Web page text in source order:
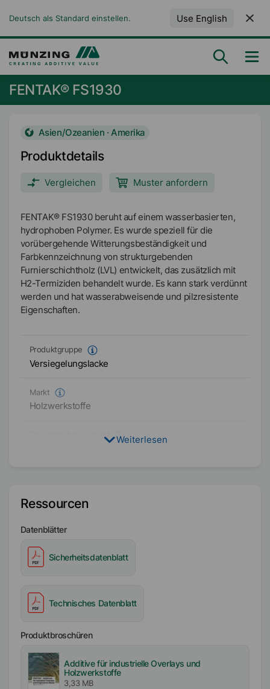
Deutsch als Standard einstellen. Use English
FENTAK® FS1930
Asien/Ozeanien · Amerika
Produktdetails
Vergleichen Muster anfordern
FENTAK® FS1930 beruht auf einem wasserbasierten,
hydrophoben Polymer. Es wurde speziell für die
vorübergehende Witterungsbeständigkeit und
Farbkennzeichnung von strukturgebenden
Furnierschichtholz (LVL) entwickelt, das zusätzlich mit
H2-Termiziden behandelt wurde. Es kann stark verdünnt
werden und hat wasserabweisende und pilzresistente
Eigenschaften.
Produktgruppe
Versiegelungslacke
Markt
Holzwerkstoffe
Physikalischer Zustand
Asien/Ozeanien
Amerika
Weiterlesen
Ressourcen
Datenblätter
Sicherheitsdatenblatt
Technisches Datenblatt
Produktbroschüren
Additive für industrielle Overlays und
Holzwerkstoffe
3,33 MB